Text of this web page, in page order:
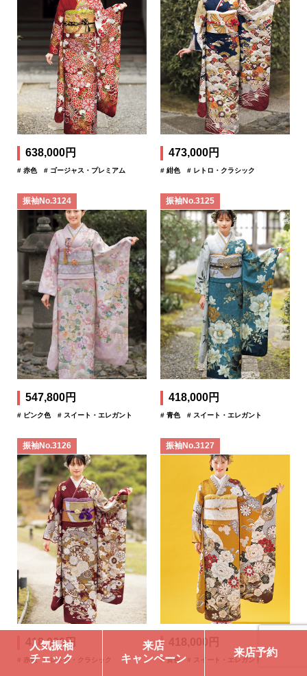
638,000円
# 赤色 # ゴージャス・プレミアム
473,000円
# 紺色 # レトロ・クラシック
振袖No.3124
547,800円
# ピンク色 # スイート・エレガント
振袖No.3125
418,000円
# 青色 # スイート・エレガント
振袖No.3126
418,000円
# 赤色 # レトロ・クラシック
振袖No.3127
418,000円
# 黄色 # スイート・エレガント
人気振袖
チェック
来店
キャンペーン
来店予約